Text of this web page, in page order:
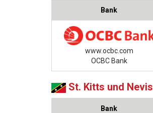
Bank
www.ocbc.com
OCBC Bank
St. Kitts und Nevis
Bank